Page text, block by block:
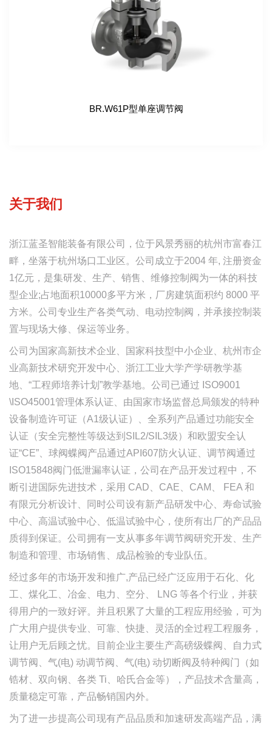
BR.W61P型单座调节阀
关于我们
浙江蓝圣智能装备有限公司，位于风景秀丽的杭州市富春江
畔，坐落于杭州场口工业区。公司成立于2004 年, 注册资金
1亿元，是集研发、生产、销售、维修控制阀为一体的科技
型企业;占地面积10000多平方米，厂房建筑面积约 8000 平
方米。公司专业生产各类气动、电动控制阀，并承接控制装
置与现场大修、保运等业务。
公司为国家高新技术企业、国家科技型中小企业、杭州市企
业高新技术研究开发中心、浙江工业大学产学研教学基
地、“工程师培养计划”教学基地。公司已通过 ISO9001
\ISO45001管理体系认证、由国家市场监督总局颁发的特种
设备制造许可证（A1级认证）、全系列产品通过功能安全
认证（安全完整性等级达到SIL2/SIL3级）和欧盟安全认
证“CE”、球阀蝶阀产品通过API607防火认证、调节阀通过
ISO15848阀门低泄漏率认证，公司在产品开发过程中，不
断引进国际先进技术，采用 CAD、CAE、CAM、 FEA 和
有限元分析设计、同时公司设有新产品研发中心、寿命试验
中心、高温试验中心、低温试验中心，使所有出厂的产品品
质得到保证。公司拥有一支从事多年调节阀研究开发、生产
制造和管理、市场销售、成品检验的专业队伍。
经过多年的市场开发和推广,产品已经广泛应用于石化、化
工、煤化工、冶金、电力、空分、 LNG 等各个行业，并获
得用户的一致好评。并且积累了大量的工程应用经验，可为
广大用户提供专业、可靠、快捷、灵活的全过程工程服务，
让用户无后顾之忧。目前企业主要生产高磅级蝶阀、自力式
调节阀、气(电) 动调节阀、气(电) 动切断阀及特种阀门（如
锆材、双向钢、各类 Ti、哈氏合金等），产品技术含量高，
质量稳定可靠，产品畅销国内外。
为了进一步提高公司现有产品品质和加速研发高端产品，满